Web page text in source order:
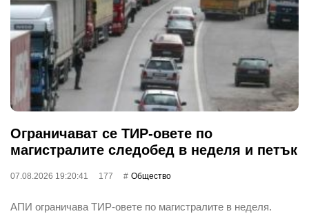
Ограничават се ТИР-овете по
магистралите следобед в неделя и петък
07.08.2026 19:20:41 177 Общество
АПИ ограничава ТИР-овете по магистралите в неделя.